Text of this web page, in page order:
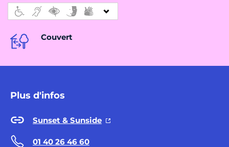
Couvert
Plus d'infos
Sunset & Sunside
01 40 26 46 60